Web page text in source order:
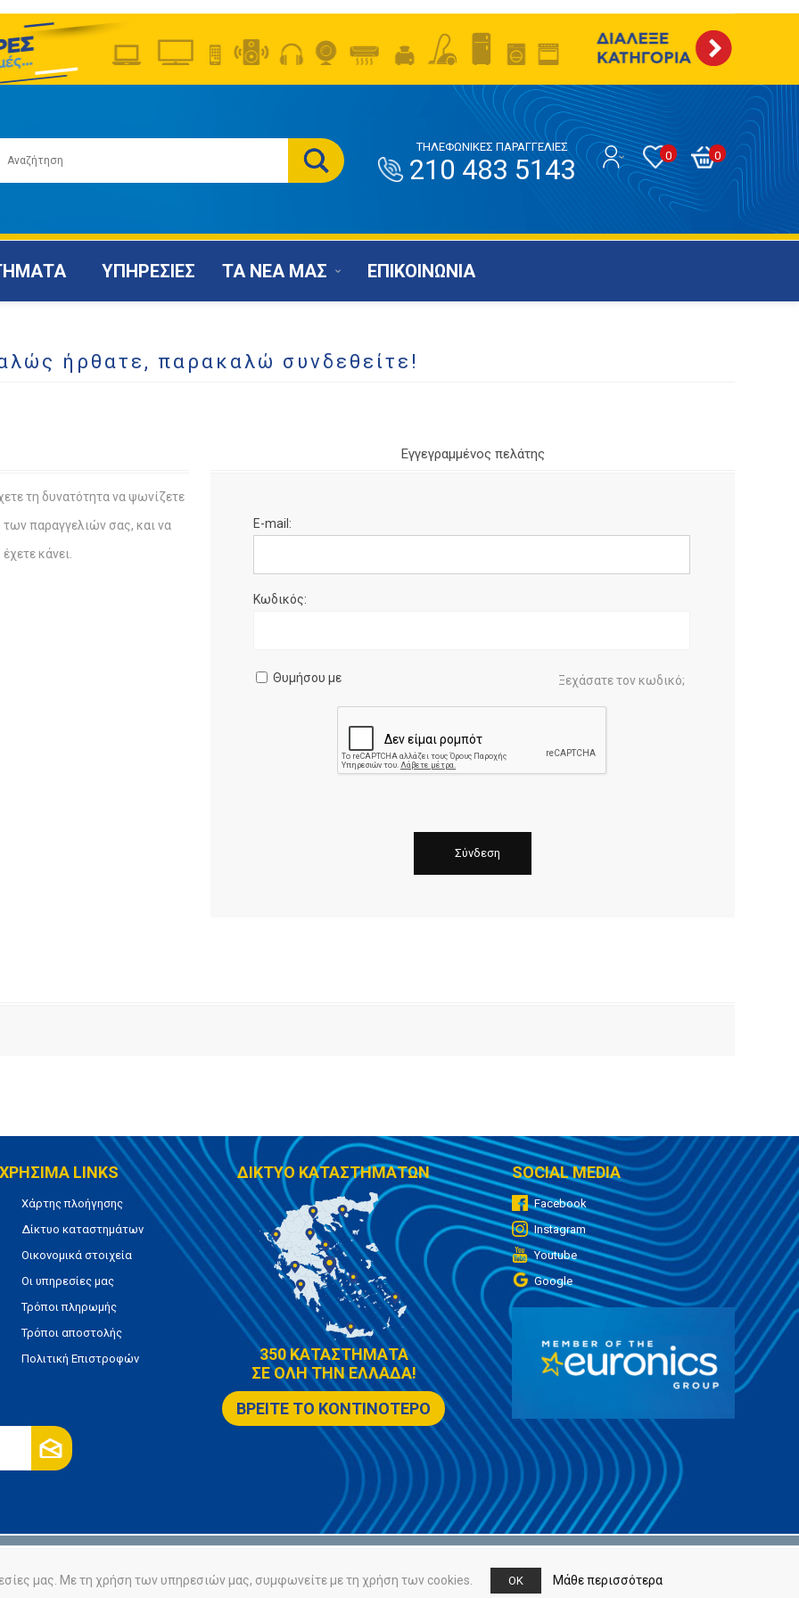
0
0
ΤΗΛΕΦΩΝΙΚΕΣ ΠΑΡΑΓΓΕΛΙΕΣ
210 483 5143
ΥΠΗΡΕΣΙΕΣ ΤΑ ΝΕΑ ΜΑΣ ΕΠΙΚΟΙΝΩΝΙΑ
ήρθατε, παρακαλώ συνδεθείτε!
τη δυνατότητα να ψωνίζετε
των παραγγελιών σας, και να
κάνει.
Εγγεγραμμένος πελάτης
E-mail:
Κωδικός:
Θυμήσου με Ξεχάσατε τον κωδικό;
ΧΡΗΣΙΜΑ LINKS
Χάρτης πλοήγησης
Δίκτυο καταστημάτων
Οικονομικά στοιχεία
Οι υπηρεσίες μας
Τρόποι πληρωμής
Τρόποι αποστολής
Πολιτική Επιστροφών
ΔΙΚΤΥΟ ΚΑΤΑΣΤΗΜΑΤΩΝ
350 ΚΑΤΑΣΤΗΜΑΤΑ
ΣΕ ΟΛΗ ΤΗΝ ΕΛΛΑΔΑ!
ΒΡΕΙΤΕ ΤΟ ΚΟΝΤΙΝΟΤΕΡΟ
SOCIAL MEDIA
Facebook
Instagram
Youtube
Google
Powered bynopCommerce
μας. Με τη χρήση των υπηρεσιών μας, συμφωνείτε με τη χρήση των cookies. OK Μάθε περισσότερα